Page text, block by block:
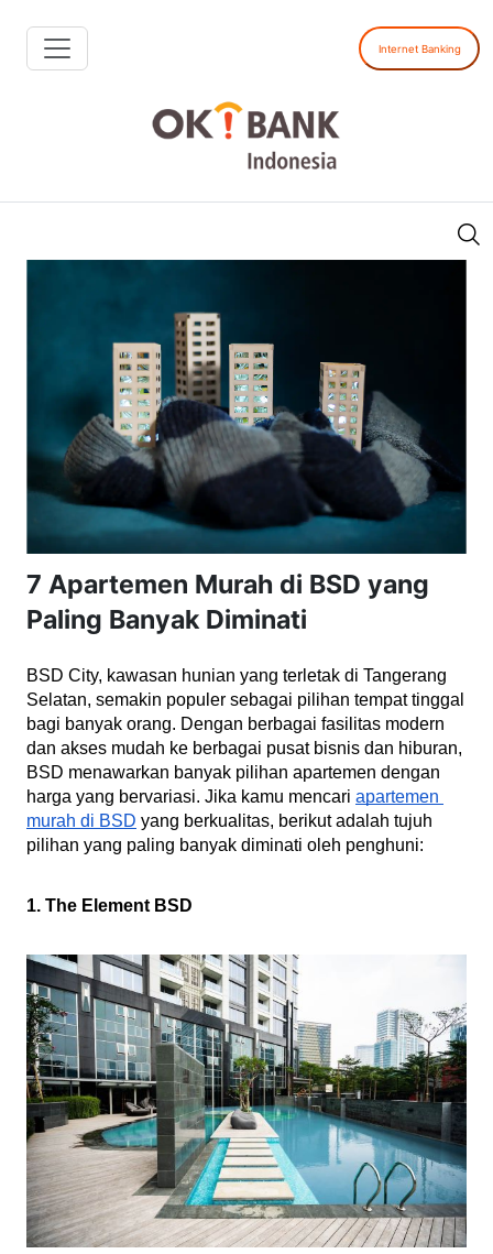
Internet Banking
7 Apartemen Murah di BSD yang
Paling Banyak Diminati
BSD City, kawasan hunian yang terletak di Tangerang
Selatan, semakin populer sebagai pilihan tempat tinggal
bagi banyak orang. Dengan berbagai fasilitas modern
dan akses mudah ke berbagai pusat bisnis dan hiburan,
BSD menawarkan banyak pilihan apartemen dengan
harga yang bervariasi. Jika kamu mencari apartemen
murah di BSD yang berkualitas, berikut adalah tujuh
pilihan yang paling banyak diminati oleh penghuni:
1. The Element BSD